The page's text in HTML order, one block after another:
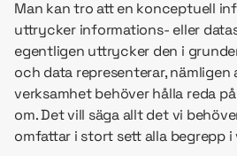
Man kan tro att en konceptuell
uttrycker informations- eller
egentligen uttrycker den i
och data representerar, nämligen
verksamhet behöver hålla reda
om. Det vill säga allt det vi
omfattar i stort sett alla begrepp i